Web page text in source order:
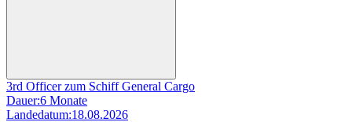
3rd Officer zum Schiff General Cargo
Dauer:6 Monate
Landedatum:18.08.2026